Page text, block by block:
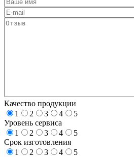
Качество продукции
1
2 3 4
5
Уровень сервиса
1
2 3 4
5
Срок изготовления
1
2 3 4
5